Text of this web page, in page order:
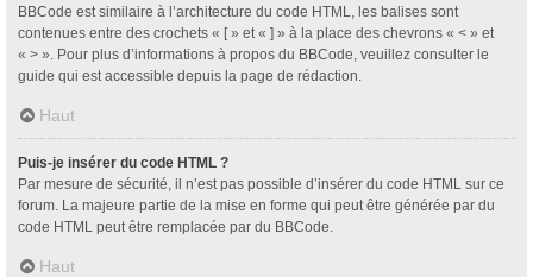
BBCode est similaire à l’architecture du code HTML, les balises sont
contenues entre des crochets « [ » et « ] » à la place des chevrons « < » et
« > ». Pour plus d’informations à propos du BBCode, veuillez consulter le
guide qui est accessible depuis la page de rédaction.
Haut
Puis-je insérer du code HTML ?
Par mesure de sécurité, il n’est pas possible d’insérer du code HTML sur ce
forum. La majeure partie de la mise en forme qui peut être générée par du
code HTML peut être remplacée par du BBCode.
Haut